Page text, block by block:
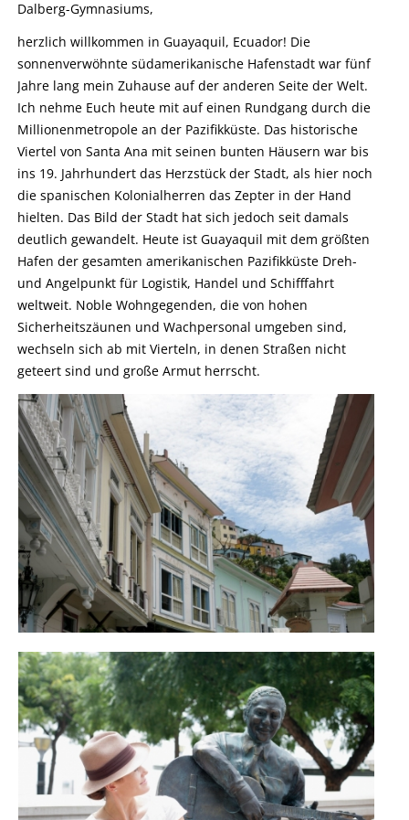
Dalberg-Gymnasiums,
herzlich willkommen in Guayaquil, Ecuador! Die
sonnenverwöhnte südamerikanische Hafenstadt war fünf
Jahre lang mein Zuhause auf der anderen Seite der Welt.
Ich nehme Euch heute mit auf einen Rundgang durch die
Millionenmetropole an der Pazifikküste. Das historische
Viertel von Santa Ana mit seinen bunten Häusern war bis
ins 19. Jahrhundert das Herzstück der Stadt, als hier noch
die spanischen Kolonialherren das Zepter in der Hand
hielten. Das Bild der Stadt hat sich jedoch seit damals
deutlich gewandelt. Heute ist Guayaquil mit dem größten
Hafen der gesamten amerikanischen Pazifikküste Dreh-
und Angelpunkt für Logistik, Handel und Schifffahrt
weltweit. Noble Wohngegenden, die von hohen
Sicherheitszäunen und Wachpersonal umgeben sind,
wechseln sich ab mit Vierteln, in denen Straßen nicht
geteert sind und große Armut herrscht.